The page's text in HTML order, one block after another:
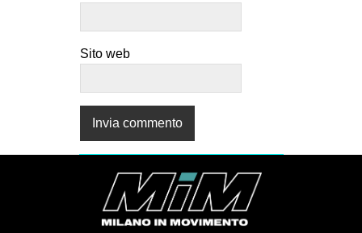
Sito web